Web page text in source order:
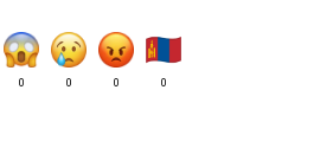
0 0 0 0